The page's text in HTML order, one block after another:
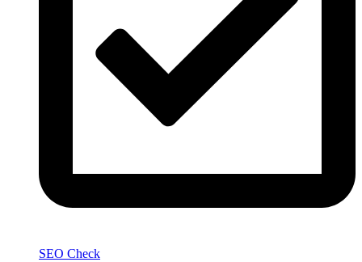
SEO Check